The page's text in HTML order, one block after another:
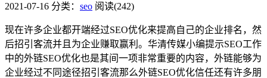
2021-07-16 分类： seo 阅读(242)
现在许多企业都开端经过SEO优化来提高自己的企业排名，然
后招引客流并且为企业赚取赢利。华清传媒小编提示SEO工作
中的外链SEO优化也是其间一项非常重要的内容，外链能够为
企业经过不同途径招引客流那么外链SEO优化信任还有许多朋